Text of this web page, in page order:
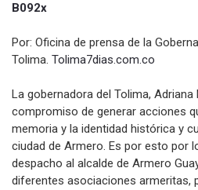
B092x
Por: Oficina de prensa de la
Tolima. Tolima7dias.com.co
La gobernadora del Tolima,
compromiso de generar acciones
memoria y la identidad histórica y
ciudad de Armero. Es por esto por
despacho al alcalde de Armero
diferentes asociaciones armeritas,